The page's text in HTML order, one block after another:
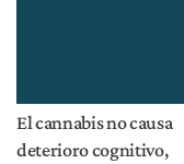
El cannabis no causa
deterioro cognitivo,